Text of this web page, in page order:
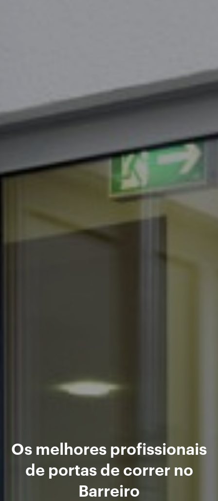
Os melhores profissionais
de portas de correr no
Barreiro